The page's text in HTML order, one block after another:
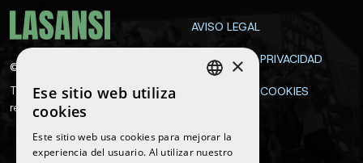
©
Todos los derechos
reservados
AVISO LEGAL
POLÍTICA DE PRIVACIDAD
POLÍTICA DE COOKIES
CATALAN
×
Ese sitio web utiliza
cookies
Este sitio web usa cookies para mejorar la
experiencia del usuario. Al utilizar nuestro